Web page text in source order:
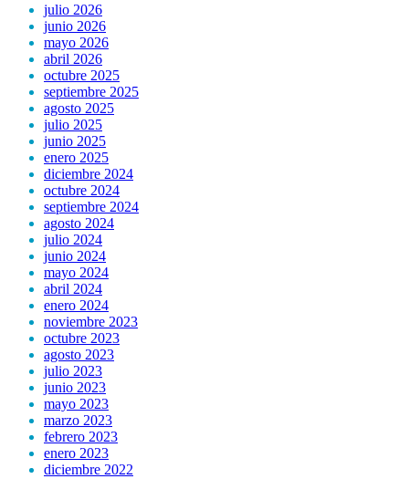
julio 2026
junio 2026
mayo 2026
abril 2026
octubre 2025
septiembre 2025
agosto 2025
julio 2025
junio 2025
enero 2025
diciembre 2024
octubre 2024
septiembre 2024
agosto 2024
julio 2024
junio 2024
mayo 2024
abril 2024
enero 2024
noviembre 2023
octubre 2023
agosto 2023
julio 2023
junio 2023
mayo 2023
marzo 2023
febrero 2023
enero 2023
diciembre 2022